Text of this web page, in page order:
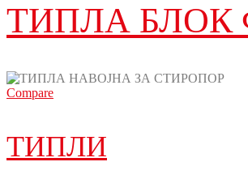
ТИПЛА БЛОК
Compare
ТИПЛИ